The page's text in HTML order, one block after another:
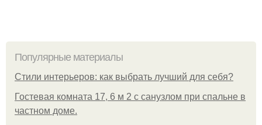
Популярные материалы
Стили интерьеров: как выбрать лучший для себя?
Гостевая комната 17, 6 м 2 с санузлом при спальне в
частном доме.